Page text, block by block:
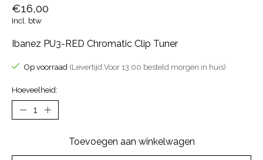
€16,00
Incl. btw
Ibanez PU3-RED Chromatic Clip Tuner
Op voorraad (Levertijd:Voor 13:00 besteld morgen in huis)
Hoeveelheid:
Toevoegen aan winkelwagen